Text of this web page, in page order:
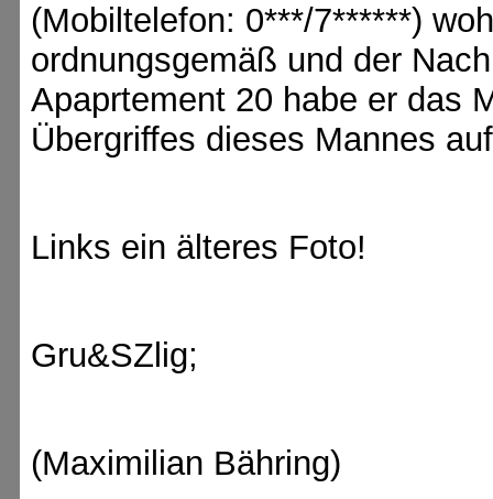
(Mobiltelefon: 0***/7******)
ordnungsgemäß und der
Apaprtement 20 habe er das
Übergriffes dieses Mannes
Links ein älteres Foto!
Gru&SZlig;
(Maximilian Bähring)